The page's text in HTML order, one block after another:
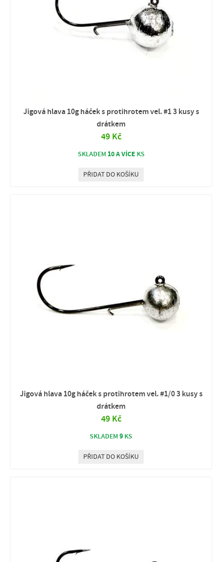
Jigová hlava 10g háček s protihrotem vel. #1 3 kusy s
drátkem
49 Kč
SKLADEM 10 A VÍCE KS
PŘIDAT DO KOŠÍKU
Jigová hlava 10g háček s protihrotem vel. #1/0 3 kusy s
drátkem
49 Kč
SKLADEM9 KS
PŘIDAT DO KOŠÍKU